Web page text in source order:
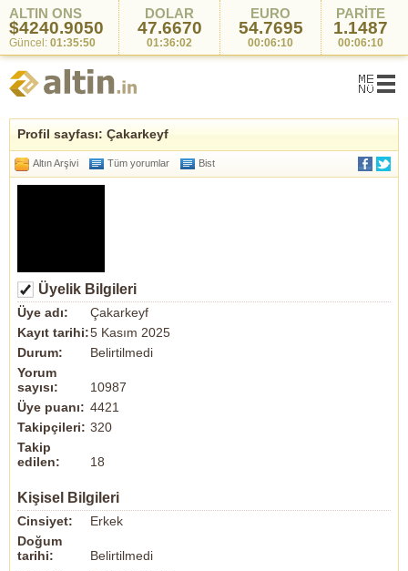
ALTIN ONS
$4240.9050
Güncel: 01:35:50
DOLAR
47.6670
01:36:02
EURO
54.7695
00:06:10
PARİTE
1.1487
00:06:10
Profil sayfası: Çakarkeyf
Altın Arşivi Tüm yorumlar Bist
Üyelik Bilgileri
Üye adı:
Çakarkeyf
Kayıt tarihi:5 Kasım 2025
Durum:
Belirtilmedi
Yorum
sayısı:
10987
Üye puanı: 4421
Takipçileri: 320
Takip
edilen:
18
Kişisel Bilgileri
Cinsiyet:
Erkek
Doğum
tarihi:
Belirtilmedi